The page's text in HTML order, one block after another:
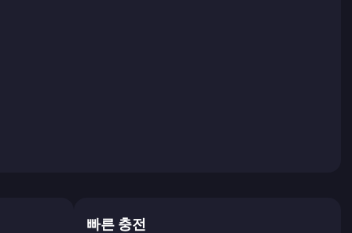
빠른 충전